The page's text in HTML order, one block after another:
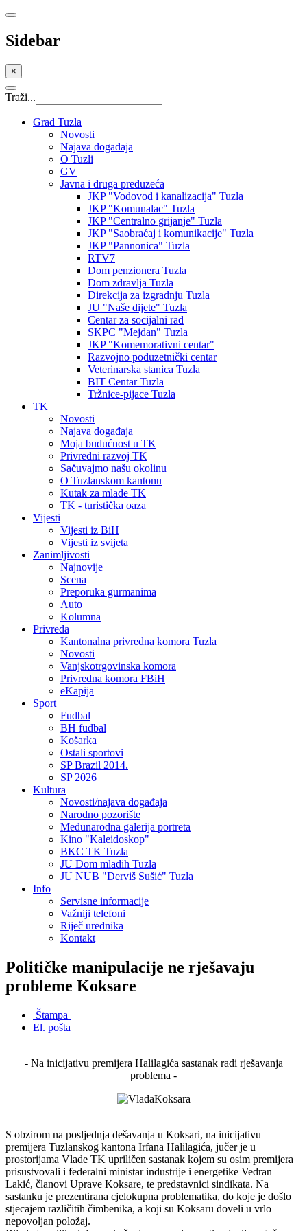
Sidebar
×
Traži...
Grad Tuzla
Novosti
Najava događaja
O Tuzli
GV
Javna i druga preduzeća
JKP "Vodovod i kanalizacija" Tuzla
JKP "Komunalac" Tuzla
JKP "Centralno grijanje" Tuzla
JKP "Saobraćaj i komunikacije" Tuzla
JKP "Pannonica" Tuzla
RTV7
Dom penzionera Tuzla
Dom zdravlja Tuzla
Direkcija za izgradnju Tuzla
JU "Naše dijete" Tuzla
Centar za socijalni rad
SKPC "Mejdan" Tuzla
JKP "Komemorativni centar"
Razvojno poduzetnički centar
Veterinarska stanica Tuzla
BIT Centar Tuzla
Tržnice-pijace Tuzla
TK
Novosti
Najava događaja
Moja budućnost u TK
Privredni razvoj TK
Sačuvajmo našu okolinu
O Tuzlanskom kantonu
Kutak za mlade TK
TK - turistička oaza
Vijesti
Vijesti iz BiH
Vijesti iz svijeta
Zanimljivosti
Najnovije
Scena
Preporuka gurmanima
Auto
Kolumna
Privreda
Kantonalna privredna komora Tuzla
Novosti
Vanjskotrgovinska komora
Privredna komora FBiH
eKapija
Sport
Fudbal
BH fudbal
Košarka
Ostali sportovi
SP Brazil 2014.
SP 2026
Kultura
Novosti/najava događaja
Narodno pozorište
Međunarodna galerija portreta
Kino "Kaleidoskop"
BKC TK Tuzla
JU Dom mladih Tuzla
JU NUB "Derviš Sušić" Tuzla
Info
Servisne informacije
Važniji telefoni
Riječ urednika
Kontakt
Političke manipulacije ne rješavaju
probleme Koksare
Štampa
El. pošta
- Na inicijativu premijera Halilagića sastanak radi rješavanja
problema -
S obzirom na posljednja dešavanja u Koksari, na inicijativu
premijera Tuzlanskog kantona Irfana Halilagića, jučer je u
prostorijama Vlade TK upriličen sastanak kojem su osim premijera
prisustvovali i federalni ministar industrije i energetike Vedran
Lakić, članovi Uprave Koksare, te predstavnici sindikata. Na
sastanku je prezentirana cjelokupna problematika, do koje je došlo
stjecajem različitih čimbenika, a koji su Koksaru doveli u vrlo
nepovoljan položaj.